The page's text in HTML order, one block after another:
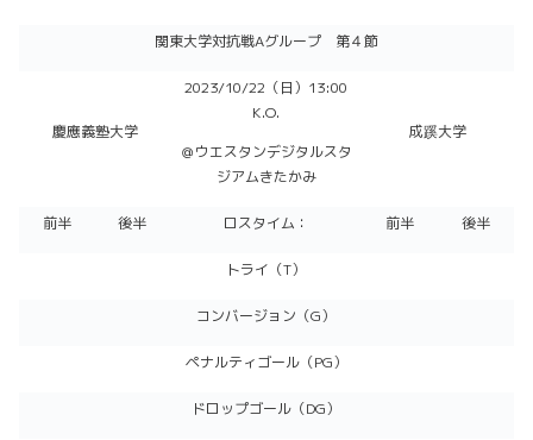
関東大学対抗戦Aグループ 第４節
慶應義塾大学
2023/10/22（日）13:00
K.O.
＠ウエスタンデジタルスタ
ジアムきたかみ
成蹊大学
前半 後半 ロスタイム： 前半 後半
トライ（T）
コンバージョン（G）
ペナルティゴール（PG）
ドロップゴール（DG）